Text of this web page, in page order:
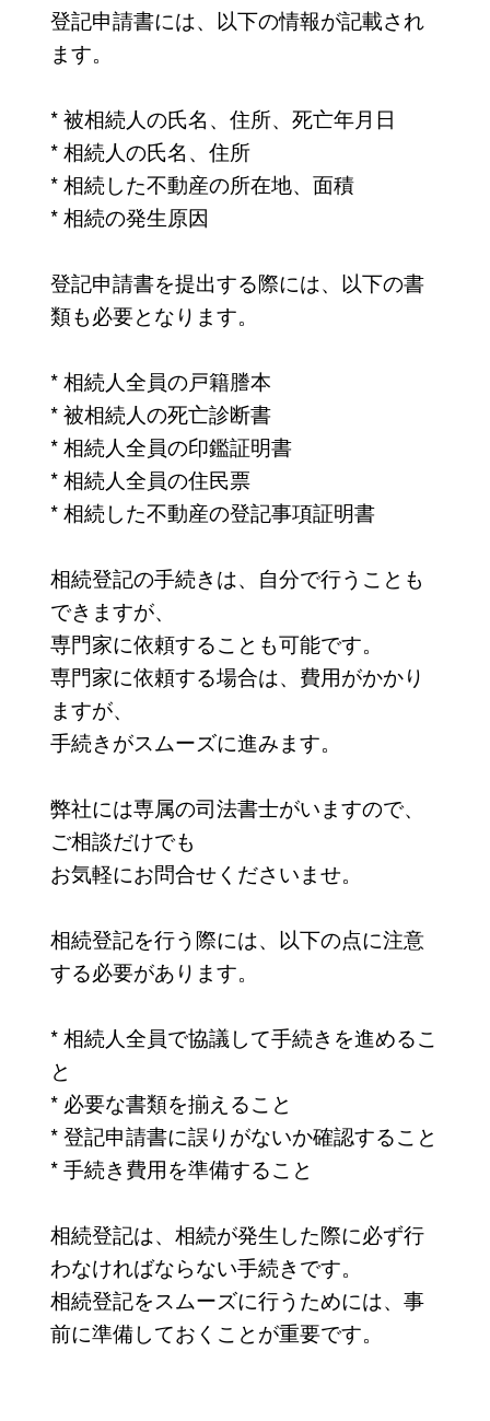
登記申請書には、以下の情報が記載され
ます。
* 被相続人の氏名、住所、死亡年月日
* 相続人の氏名、住所
* 相続した不動産の所在地、面積
* 相続の発生原因
登記申請書を提出する際には、以下の書
類も必要となります。
* 相続人全員の戸籍謄本
* 被相続人の死亡診断書
* 相続人全員の印鑑証明書
* 相続人全員の住民票
* 相続した不動産の登記事項証明書
相続登記の手続きは、自分で行うことも
できますが、
専門家に依頼することも可能です。
専門家に依頼する場合は、費用がかかり
ますが、
手続きがスムーズに進みます。
弊社には専属の司法書士がいますので、
ご相談だけでも
お気軽にお問合せくださいませ。
相続登記を行う際には、以下の点に注意
する必要があります。
* 相続人全員で協議して手続きを進めるこ
と
* 必要な書類を揃えること
* 登記申請書に誤りがないか確認すること
* 手続き費用を準備すること
相続登記は、相続が発生した際に必ず行
わなければならない手続きです。
相続登記をスムーズに行うためには、事
前に準備しておくことが重要です。